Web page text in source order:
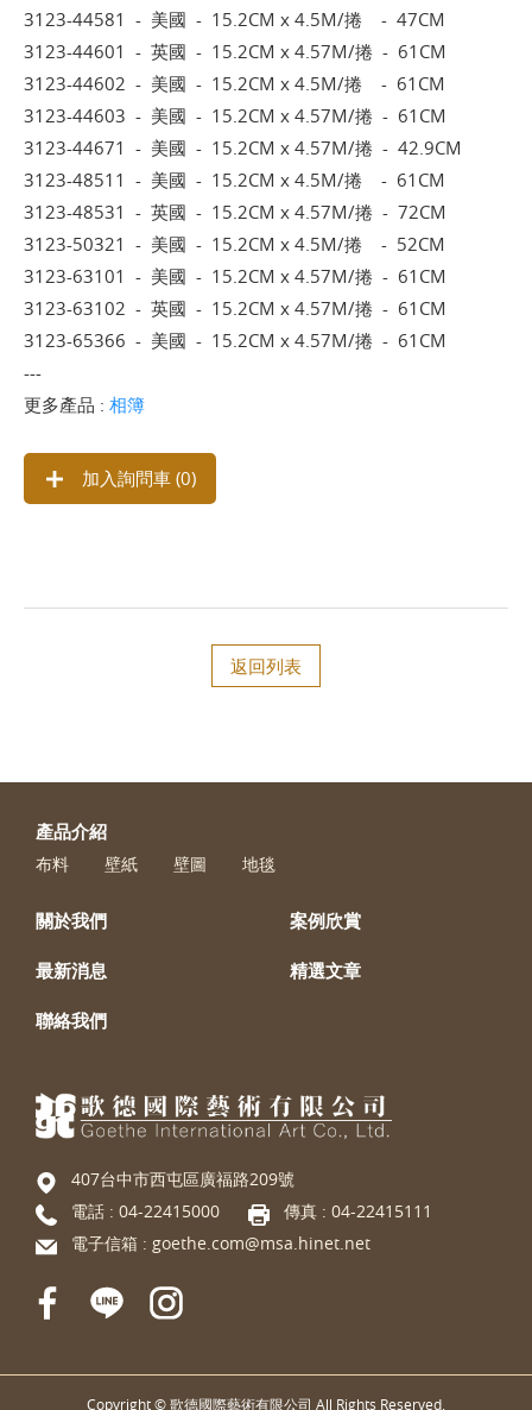
3123-44581 - 美國 - 15.2CM x 4.5M/捲 - 47CM
3123-44601 - 英國 - 15.2CM x 4.57M/捲 - 61CM
3123-44602 - 美國 - 15.2CM x 4.5M/捲 - 61CM
3123-44603 - 美國 - 15.2CM x 4.57M/捲 - 61CM
3123-44671 - 美國 - 15.2CM x 4.57M/捲 - 42.9CM
3123-48511 - 美國 - 15.2CM x 4.5M/捲 - 61CM
3123-48531 - 英國 - 15.2CM x 4.57M/捲 - 72CM
3123-50321 - 美國 - 15.2CM x 4.5M/捲 - 52CM
3123-63101 - 美國 - 15.2CM x 4.57M/捲 - 61CM
3123-63102 - 英國 - 15.2CM x 4.57M/捲 - 61CM
3123-65366 - 美國 - 15.2CM x 4.57M/捲 - 61CM
---
更多產品 : 相簿
加入詢問車 (0)
返回列表
產品介紹
布料 壁紙 壁圖 地毯
關於我們 案例欣賞
最新消息 精選文章
聯絡我們
407台中市西屯區廣福路209號
電話 : 04-22415000
傳真 : 04-22415111
電子信箱 : goethe.com@msa.hinet.net
Copyright © 歌德國際藝術有限公司 All Rights Reserved.